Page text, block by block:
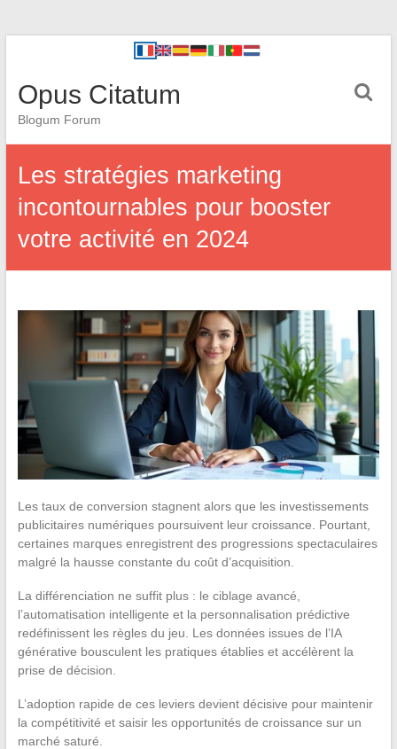
Opus Citatum
Blogum Forum
Les stratégies marketing
incontournables pour booster
votre activité en 2024
Les taux de conversion stagnent alors que les investissements
publicitaires numériques poursuivent leur croissance. Pourtant,
certaines marques enregistrent des progressions spectaculaires
malgré la hausse constante du coût d’acquisition.
La différenciation ne suffit plus : le ciblage avancé,
l’automatisation intelligente et la personnalisation prédictive
redéfinissent les règles du jeu. Les données issues de l’IA
générative bousculent les pratiques établies et accélèrent la
prise de décision.
L’adoption rapide de ces leviers devient décisive pour maintenir
la compétitivité et saisir les opportunités de croissance sur un
marché saturé.